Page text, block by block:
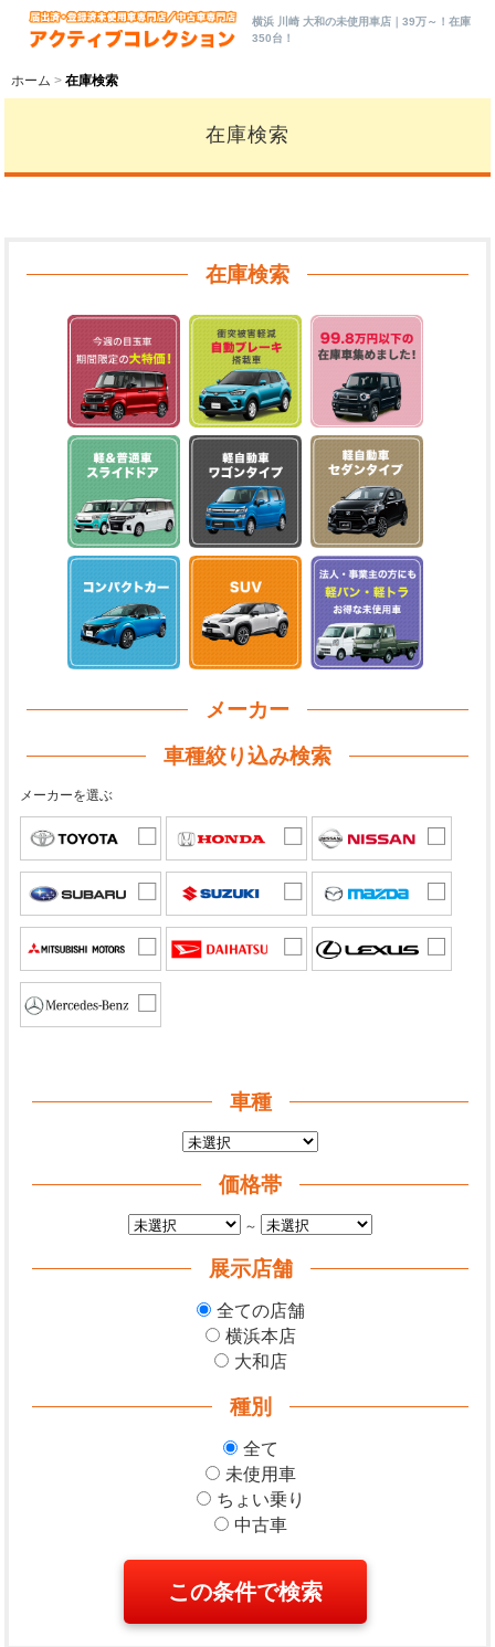
横浜 川崎 大和の未使用車店｜39万～！在庫
350台！
ホーム 在庫検索
在庫検索
在庫検索
メーカー
車種絞り込み検索
メーカーを選ぶ
車種
価格帯
～
展示店舗
全ての店舗
横浜本店
大和店
種別
全て
未使用車
ちょい乗り
中古車